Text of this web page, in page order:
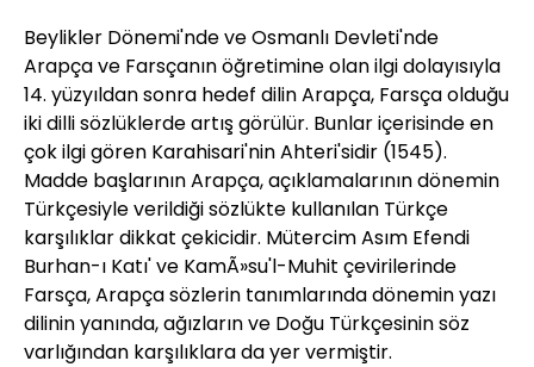
Beylikler Dönemi'nde ve Osmanlı Devleti'nde
Arapça ve Farsçanın öğretimine olan ilgi dolayısıyla
14. yüzyıldan sonra hedef dilin Arapça, Farsça olduğu
iki dilli sözlüklerde artış görülür. Bunlar içerisinde en
çok ilgi gören Karahisari'nin Ahteri'sidir (1545).
Madde başlarının Arapça, açıklamalarının dönemin
Türkçesiyle verildiği sözlükte kullanılan Türkçe
karşılıklar dikkat çekicidir. Mütercim Asım Efendi
Burhan-ı Katı' ve KamÃ»su'l-Muhit çevirilerinde
Farsça, Arapça sözlerin tanımlarında dönemin yazı
dilinin yanında, ağızların ve Doğu Türkçesinin söz
varlığından karşılıklara da yer vermiştir.